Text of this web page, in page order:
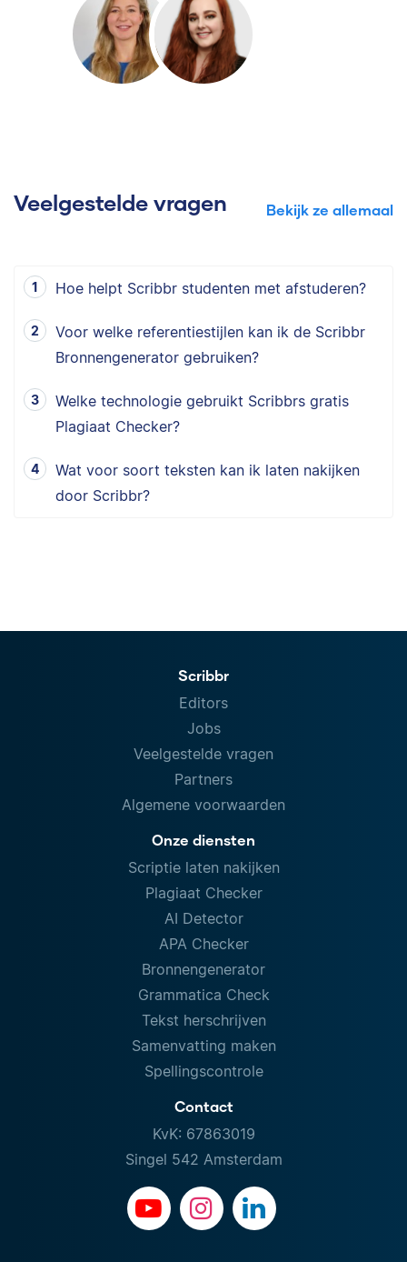
Veelgestelde vragen Bekijk ze allemaal
Hoe helpt Scribbr studenten met afstuderen?
Voor welke referentiestijlen kan ik de Scribbr
Bronnengenerator gebruiken?
Welke technologie gebruikt Scribbrs gratis
Plagiaat Checker?
Wat voor soort teksten kan ik laten nakijken
door Scribbr?
Scribbr
Editors
Jobs
Veelgestelde vragen
Partners
Algemene voorwaarden
Onze diensten
Scriptie laten nakijken
Plagiaat Checker
AI Detector
APA Checker
Bronnengenerator
Grammatica Check
Tekst herschrijven
Samenvatting maken
Spellingscontrole
Contact
KvK: 67863019
Singel 542 Amsterdam